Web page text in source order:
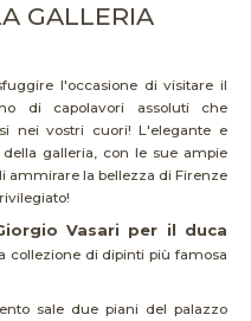
GALLERIA
l'occasione di visitare il
di capolavori assoluti che
nei vostri cuori! L'elegante e
galleria, con le sue ampie
ammirare la bellezza di Firenze
Vasari per il duca
collezione di dipinti più famosa
sale due piani del palazzo